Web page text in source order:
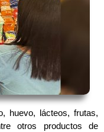
huevo, lácteos, frutas,
otros productos de